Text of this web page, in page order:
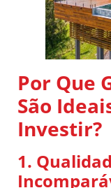
Por Que
São
Investir?
1.